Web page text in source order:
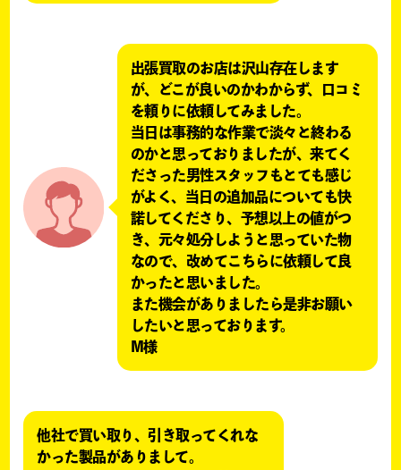
出張買取のお店は沢山存在します
が、どこが良いのかわからず、口コミ
を頼りに依頼してみました。
当日は事務的な作業で淡々と終わる
のかと思っておりましたが、来てく
ださった男性スタッフもとても感じ
がよく、当日の追加品についても快
諾してくださり、予想以上の値がつ
き、元々処分しようと思っていた物
なので、改めてこちらに依頼して良
かったと思いました。
また機会がありましたら是非お願い
したいと思っております。
M様
他社で買い取り、引き取ってくれな
かった製品がありまして。